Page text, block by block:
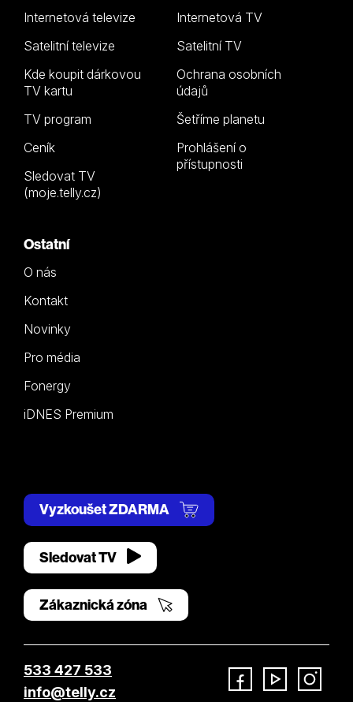
Internetová televize
Satelitní televize
Kde koupit dárkovou
TV kartu
TV program
Ceník
Sledovat TV
(moje.telly.cz)
Internetová TV
Satelitní TV
Ochrana osobních
údajů
Šetříme planetu
Prohlášení o
přístupnosti
Ostatní
O nás
Kontakt
Novinky
Pro média
Fonergy
iDNES Premium
Vyzkoušet ZDARMA
Sledovat TV
Zákaznická zóna
533 427 533
info@telly.cz